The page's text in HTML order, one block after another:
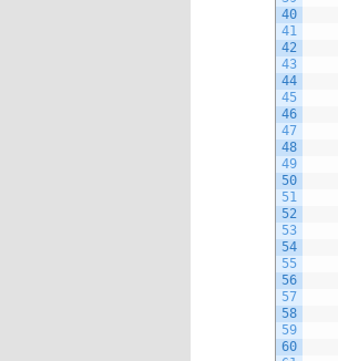
40
41
42
43
44
45
46
47
48
49
50
51
52
53
54
55
56
57
58
59
60